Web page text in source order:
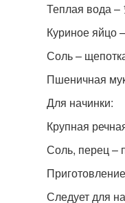
Теплая вода –
Куриное яйцо
Соль –
Пшеничная
Для начинки:
Крупная
Соль, перец –
Следует для